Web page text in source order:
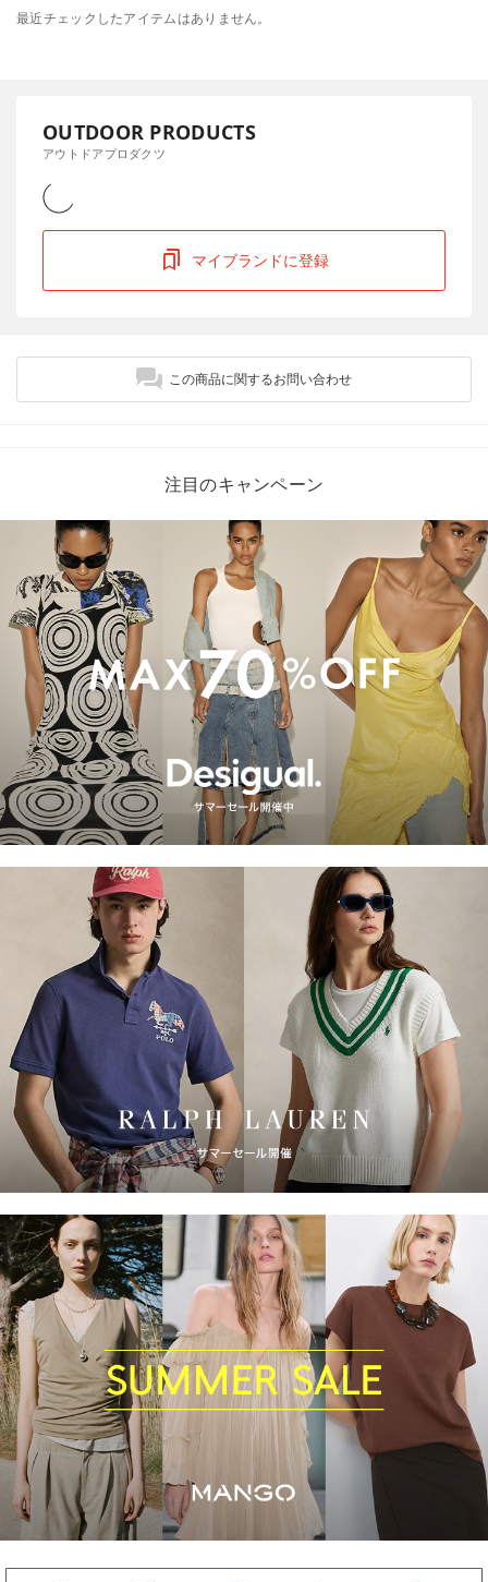
最近チェックしたアイテムはありません。
OUTDOOR PRODUCTS
アウトドアプロダクツ
マイブランドに登録
この商品に関するお問い合わせ
注目のキャンペーン